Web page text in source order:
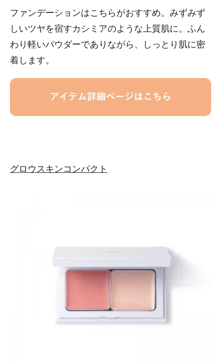
ファンデーションはこちらがおすすめ。みずみず
しいツヤを宿すカシミアのような上質肌に。ふん
わり軽いパウダーでありながら、しっとり肌に密
着します。
グロウスキンコンパクト